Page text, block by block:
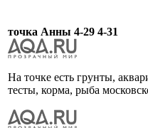
точка Анны 4-29 4-31
На точке есть грунты,
тесты, корма, рыба